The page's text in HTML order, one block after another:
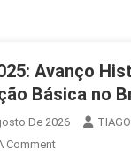
Avanço
Básica no
De 2026
CommentOn